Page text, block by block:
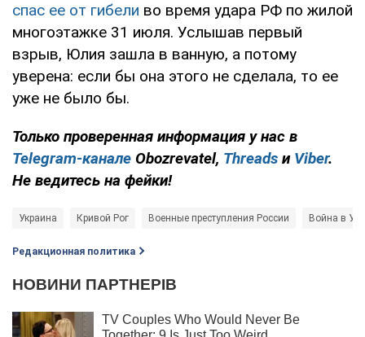
спас ее от гибели во время удара РФ по жилой
многоэтажке 31 июля. Услышав первый
взрыв, Юлия зашла в ванную, а потому
уверена: если бы она этого не сделала, то ее
уже не было бы.
Только проверенная информация у нас в
Telegram-канале Obozrevatel, Threads и Viber.
Не ведитесь на фейки!
Украина Кривой Рог Военные преступления России Война в
Редакционная политика